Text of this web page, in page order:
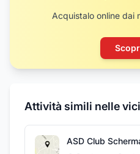
Acquistalo online dai
Attività simili nelle
ASD Club